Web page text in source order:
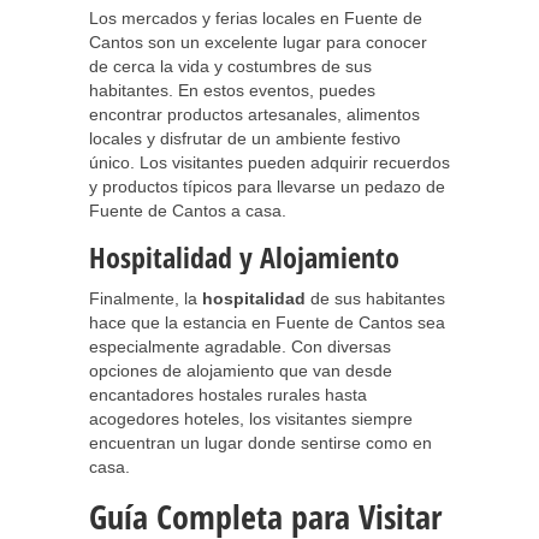
Los mercados y ferias locales en Fuente de
Cantos son un excelente lugar para conocer
de cerca la vida y costumbres de sus
habitantes. En estos eventos, puedes
encontrar productos artesanales, alimentos
locales y disfrutar de un ambiente festivo
único. Los visitantes pueden adquirir recuerdos
y productos típicos para llevarse un pedazo de
Fuente de Cantos a casa.
Hospitalidad y Alojamiento
Finalmente, la hospitalidad de sus habitantes
hace que la estancia en Fuente de Cantos sea
especialmente agradable. Con diversas
opciones de alojamiento que van desde
encantadores hostales rurales hasta
acogedores hoteles, los visitantes siempre
encuentran un lugar donde sentirse como en
casa.
Guía Completa para Visitar